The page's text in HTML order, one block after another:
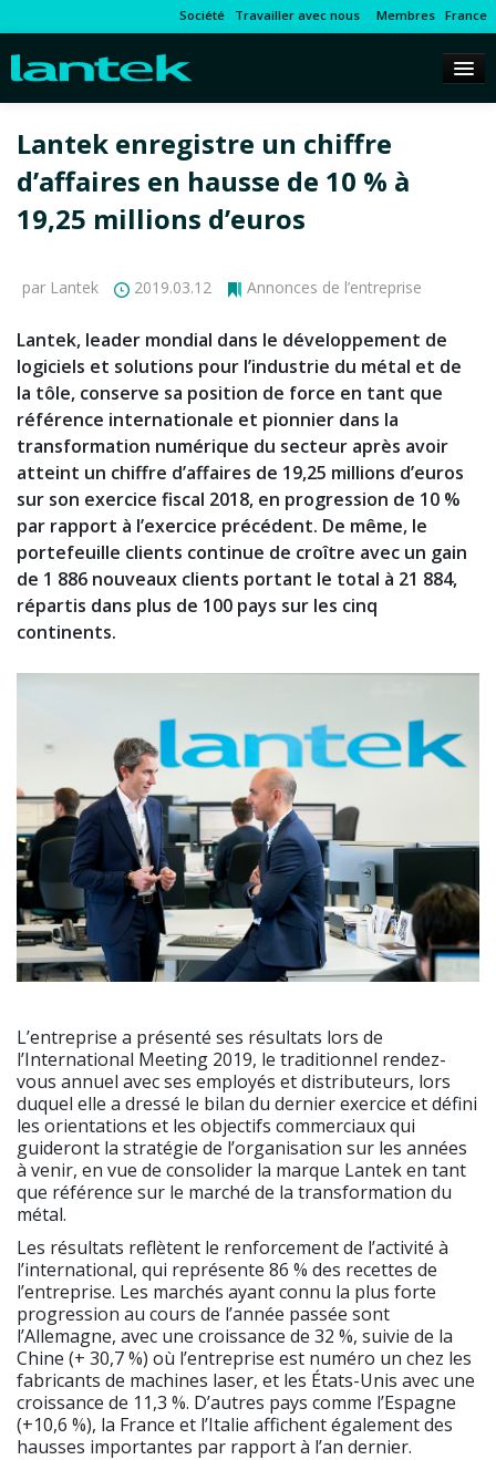
Société Travailler avec nous Membres France
Lantek enregistre un chiffre
d’affaires en hausse de 10 % à
19,25 millions d’euros
par Lantek 2019.03.12 Annonces de l’entreprise
Lantek, leader mondial dans le développement de
logiciels et solutions pour l’industrie du métal et de
la tôle, conserve sa position de force en tant que
référence internationale et pionnier dans la
transformation numérique du secteur après avoir
atteint un chiffre d’affaires de 19,25 millions d’euros
sur son exercice fiscal 2018, en progression de 10 %
par rapport à l’exercice précédent. De même, le
portefeuille clients continue de croître avec un gain
de 1 886 nouveaux clients portant le total à 21 884,
répartis dans plus de 100 pays sur les cinq
continents.
L’entreprise a présenté ses résultats lors de
l’International Meeting 2019, le traditionnel rendez-
vous annuel avec ses employés et distributeurs, lors
duquel elle a dressé le bilan du dernier exercice et défini
les orientations et les objectifs commerciaux qui
guideront la stratégie de l’organisation sur les années
à venir, en vue de consolider la marque Lantek en tant
que référence sur le marché de la transformation du
métal.
Les résultats reflètent le renforcement de l’activité à
l’international, qui représente 86 % des recettes de
l’entreprise. Les marchés ayant connu la plus forte
progression au cours de l’année passée sont
l’Allemagne, avec une croissance de 32 %, suivie de la
Chine (+ 30,7 %) où l’entreprise est numéro un chez les
fabricants de machines laser, et les États-Unis avec une
croissance de 11,3 %. D’autres pays comme l’Espagne
(+10,6 %), la France et l’Italie affichent également des
hausses importantes par rapport à l’an dernier.